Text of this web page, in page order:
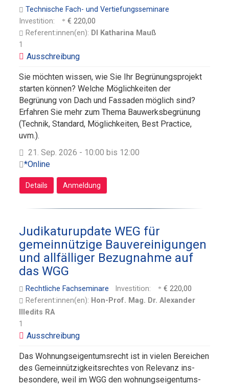
Technische Fach- und Vertiefungsseminare
Investition:
€ 220,00
Referent:innen(en): DI Katharina Mauß
1
Sie möchten wissen, wie Sie Ihr Begrünungsprojekt
starten können? Welche Möglichkeiten der
Begrünung von Dach und Fassaden möglich sind?
Erfahren Sie mehr zum Thema Bauwerksbegrünung
(Technik, Standard, Möglichkeiten, Best Practice,
uvm.).
21. Sep. 2026 - 10:00 bis 12:00
*Online
Details Anmeldung
Judikaturupdate WEG für
gemeinnützige Bauvereinigungen
und allfälliger Bezugnahme auf
das WGG
Rechtliche Fachseminare Investition:
€ 220,00
Referent:innen(en): Hon-Prof. Mag. Dr. Alexander
Illedits RA
1
Das Wohnungseigentumsrecht ist in vielen Bereichen
des Gemeinnützigkeitsrechtes von Relevanz ins-
besondere, weil im WGG den wohnungseigentums-